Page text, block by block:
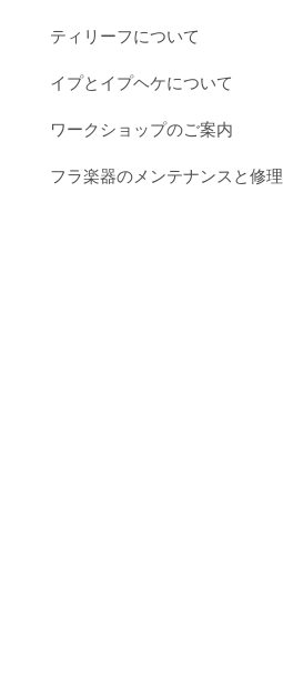
ティリーフについて
イプとイプヘケについて
ワークショップのご案内
フラ楽器のメンテナンスと修理